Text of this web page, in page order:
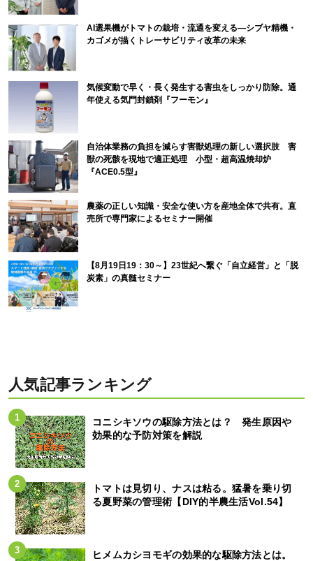
AI選果機がトマトの栽培・流通を変える―シブヤ精機・
カゴメが描くトレーサビリティ改革の未来
気候変動で早く・長く発生する害虫をしっかり防除。通
年使える気門封鎖剤『フーモン』
自治体業務の負担を減らす害獣処理の新しい選択肢 害
獣の死骸を現地で適正処理 小型・超高温焼却炉
『ACE0.5型』
農薬の正しい知識・安全な使い方を産地全体で共有。直
売所で専門家によるセミナー開催
【8月19日19：30～】23世紀へ繋ぐ「自立経営」と「脱
炭素」の真髄セミナー
人気記事ランキング
コニシキソウの駆除方法とは？ 発生原因や
効果的な予防対策を解説
トマトは見切り、ナスは粘る。猛暑を乗り切
る夏野菜の管理術【DIY的半農生活Vol.54】
ヒメムカシヨモギの効果的な駆除方法とは。